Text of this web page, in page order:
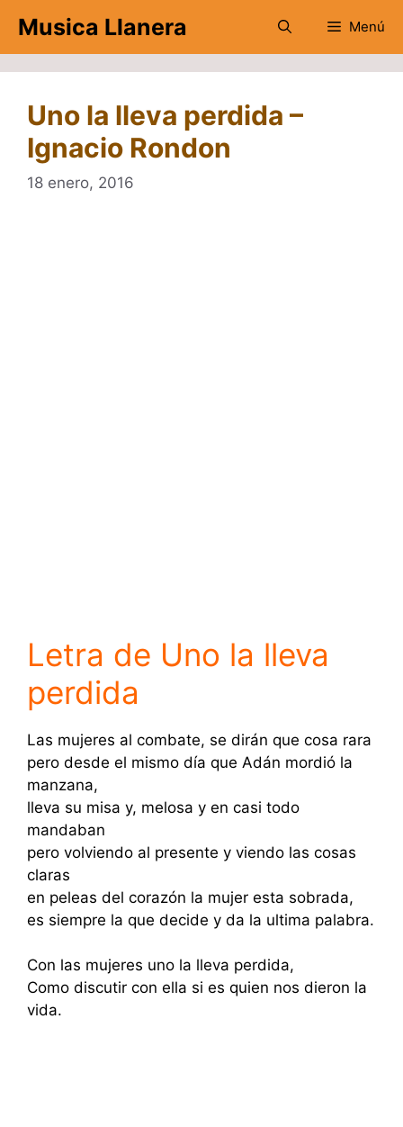
contenido
Musica Llanera Menú
Uno la lleva perdida –
Ignacio Rondon
18 enero, 2016
Letra de Uno la lleva
perdida
Las mujeres al combate, se dirán que cosa rara
pero desde el mismo día que Adán mordió la
manzana,
lleva su misa y, melosa y en casi todo
mandaban
pero volviendo al presente y viendo las cosas
claras
en peleas del corazón la mujer esta sobrada,
es siempre la que decide y da la ultima palabra.
Con las mujeres uno la lleva perdida,
Como discutir con ella si es quien nos dieron la
vida.